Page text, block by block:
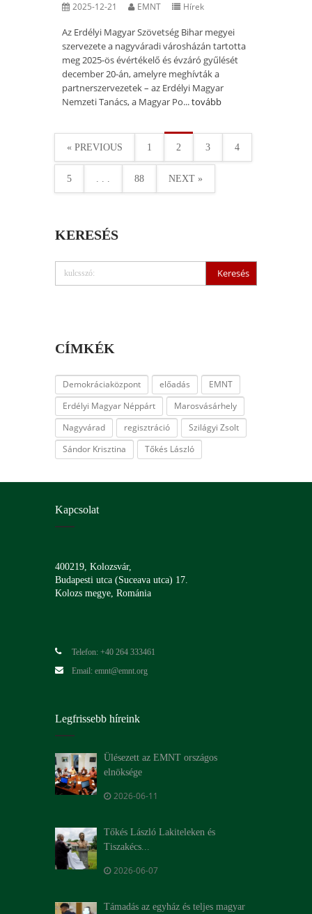
2025-12-21 EMNT Hírek
Az Erdélyi Magyar Szövetség Bihar megyei
szervezete a nagyváradi városházán tartotta
meg 2025-ös évértékelő és évzáró gyűlését
december 20-án, amelyre meghívták a
partnerszervezetek – az Erdélyi Magyar
Nemzeti Tanács, a Magyar Po...tovább
« PREVIOUS 1 2 3 4
5 . . . 88 NEXT »
KERESÉS
CÍMKÉK
Demokráciaközpont előadás
EMNT
Erdélyi Magyar Néppárt
Marosvásárhely
Nagyvárad
regisztráció
Szilágyi Zsolt
Sándor Krisztina
Tőkés László
Kapcsolat
400219, Kolozsvár,
Budapesti utca (Suceava utca) 17.
Kolozs megye, Románia
Telefon: +40 264 333461
Email: emnt@emnt.org
Legfrissebb híreink
Ülésezett az EMNT országos
elnöksége
2026-06-11
Tőkés László Lakiteleken és
Tiszakécs...
2026-06-07
Támadás az egyház és teljes magyar